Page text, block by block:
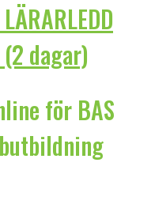
(2 dagar)
för BAS